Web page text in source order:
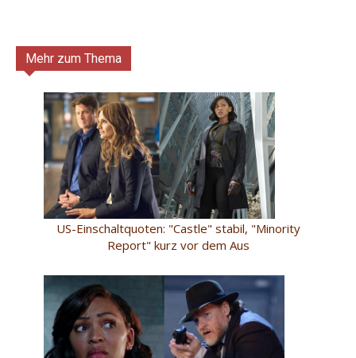
Mehr zum Thema
US-Einschaltquoten: "Castle" stabil, "Minority
Report" kurz vor dem Aus